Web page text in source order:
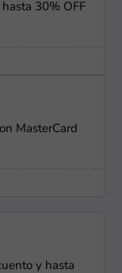
30% OFF
MasterCard
y hasta